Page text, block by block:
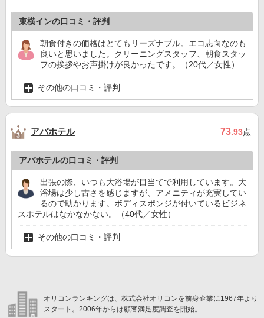
東横インの口コミ・評判
朝食付きの価格はとてもリーズナブル。エコ志向なのも
良いと思いました。クリーニングスタッフ、朝食スタッ
フの挨拶やお声掛けが良かったです。（20代／女性）
その他の口コミ・評判
アパホテル 73.93点
アパホテルの口コミ・評判
出張の際、いつも大浴場が目当てで利用しています。大
浴場は少し古さを感じますが、アメニティが充実してい
るので助かります。ボディスポンジが付いているビジネ
スホテルはなかなかない。（40代／女性）
その他の口コミ・評判
オリコンランキングは、株式会社オリコンを前身企業に1967年より
スタート。2006年からは顧客満足度調査を開始。